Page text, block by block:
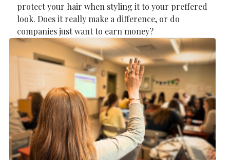
protect your hair when styling it to your preffered
look. Does it really make a difference, or do
companies just want to earn money?